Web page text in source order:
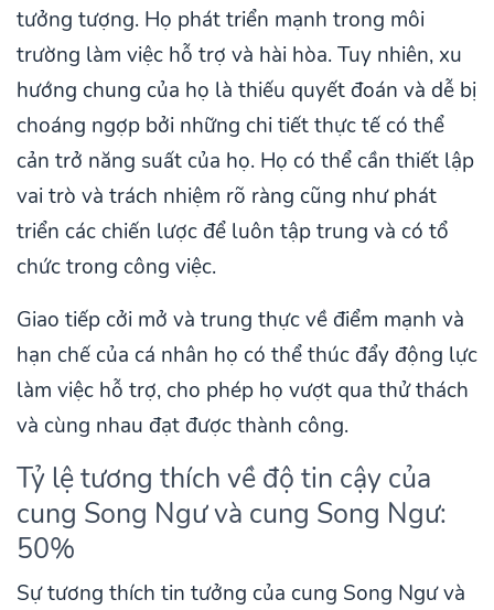
tưởng tượng. Họ phát triển mạnh trong môi
trường làm việc hỗ trợ và hài hòa. Tuy nhiên, xu
hướng chung của họ là thiếu quyết đoán và dễ bị
choáng ngợp bởi những chi tiết thực tế có thể
cản trở năng suất của họ. Họ có thể cần thiết lập
vai trò và trách nhiệm rõ ràng cũng như phát
triển các chiến lược để luôn tập trung và có tổ
chức trong công việc.
Giao tiếp cởi mở và trung thực về điểm mạnh và
hạn chế của cá nhân họ có thể thúc đẩy động lực
làm việc hỗ trợ, cho phép họ vượt qua thử thách
và cùng nhau đạt được thành công.
Tỷ lệ tương thích về độ tin cậy của
cung Song Ngư và cung Song Ngư:
50%
Sự tương thích tin tưởng của cung Song Ngư và